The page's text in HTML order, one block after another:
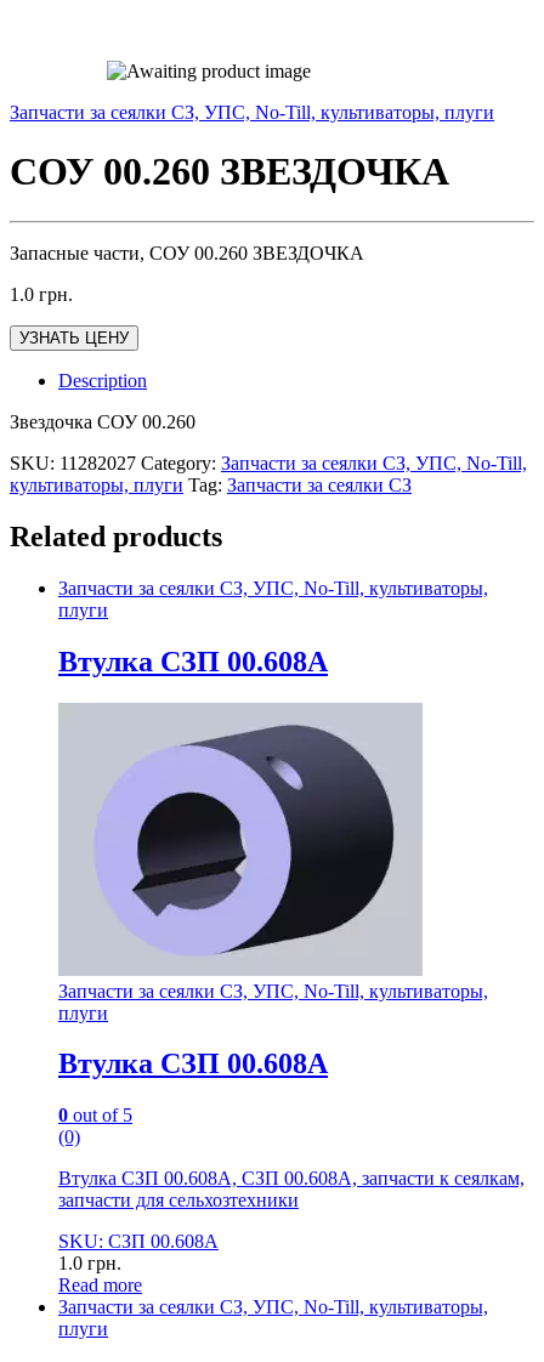
Запчасти за сеялки СЗ, УПС, No-Till, культиваторы, плуги
СОУ 00.260 ЗВЕЗДОЧКА
Запасные части, СОУ 00.260 ЗВЕЗДОЧКА
1.0 грн.
УЗНАТЬ ЦЕНУ
Description
Звездочка СОУ 00.260
SKU: 11282027 Category: Запчасти за сеялки СЗ, УПС, No-Till,
культиваторы, плуги Tag: Запчасти за сеялки СЗ
Related products
Запчасти за сеялки СЗ, УПС, No-Till, культиваторы,
плуги
Втулка СЗП 00.608А
Запчасти за сеялки СЗ, УПС, No-Till, культиваторы,
плуги
Втулка СЗП 00.608А
0 out of 5
(0)
Втулка СЗП 00.608А, СЗП 00.608А, запчасти к сеялкам,
запчасти для сельхозтехники
SKU: СЗП 00.608А
1.0 грн.
Read more
Запчасти за сеялки СЗ, УПС, No-Till, культиваторы,
плуги